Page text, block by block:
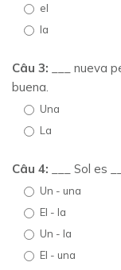
el
la
Câu 3: ___ nueva
buena.
Una
La
Câu 4: ___ Sol es
Un - una
El - la
Un - la
El - una